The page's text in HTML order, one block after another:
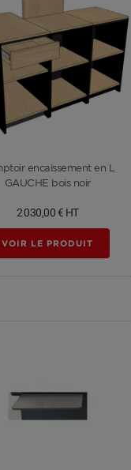
Voir plus
encaissement en L
GAUCHE bois noir
2 030,00 € HT
VOIR LE PRODUIT